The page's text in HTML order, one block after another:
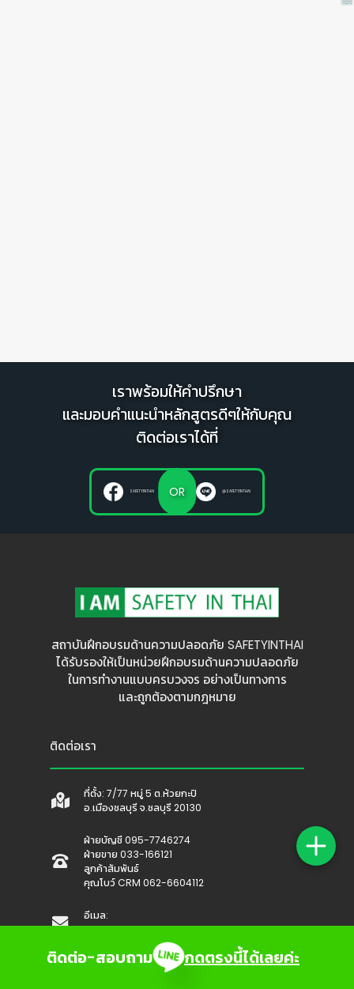
เราพร้อมให้คำปรึกษา
และมอบคำแนะนำหลักสูตรดีๆให้กับคุณ
ติดต่อเราได้ที่
SAFETYINTHAI OR @SAFETYINTHAI
สถาบันฝึกอบรมด้านความปลอดภัย SAFETYINTHAI
ได้รับรองให้เป็นหน่วยฝึกอบรมด้านความปลอดภัย
ในการทำงานแบบครบวงจร อย่างเป็นทางการ
และถูกต้องตามกฎหมาย
ติดต่อเรา
ที่ตั้ง: 7/77 หมู่ 5 ต.ห้วยกะปิ
อ.เมืองชลบุรี จ.ชลบุรี 20130
ฝ่ายบัญชี 095-7746274
ฝ่ายขาย 033-166121
ลูกค้าสัมพันธ์
คุณโบว์ CRM 062-6604112
อีเมล:
crm@topprobooking.com
ติดต่อ-สอบถาม กดตรงนี้ได้เลยค่ะ